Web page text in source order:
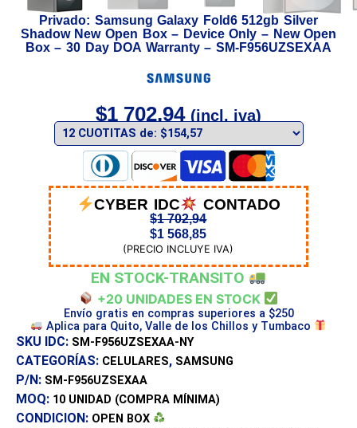
Privado: Samsung Galaxy Fold6 512gb Silver
Shadow New Open Box – Device Only – New Open
Box – 30 Day DOA Warranty – SM-F956UZSEXAA
$1 702,94 (incl. iva)
CYBER IDC CONTADO
$1 702,94
$1 568,85
(PRECIO INCLUYE IVA)
EN STOCK-TRANSITO
+20 UNIDADES EN STOCK
Envío gratis en compras superiores a $250
Aplica para Quito, Valle de los Chillos y Tumbaco
SKU IDC: SM-F956UZSEXAA-NY
CATEGORÍAS: CELULARES, SAMSUNG
P/N: SM-F956UZSEXAA
MOQ: 10 UNIDAD (COMPRA MÍNIMA)
CONDICION: OPEN BOX